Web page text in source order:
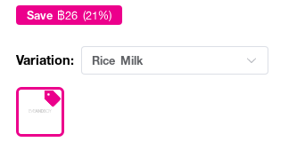
Save ฿26 (21%)
Variation: Rice Milk